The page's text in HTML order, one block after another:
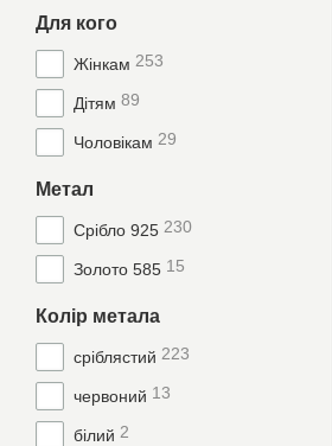
Для кого
Жінкам 253
Дітям 89
Чоловікам 29
Метал
Срібло 925 230
Золото 585 15
Колір метала
сріблястий 223
червоний 13
білий 2